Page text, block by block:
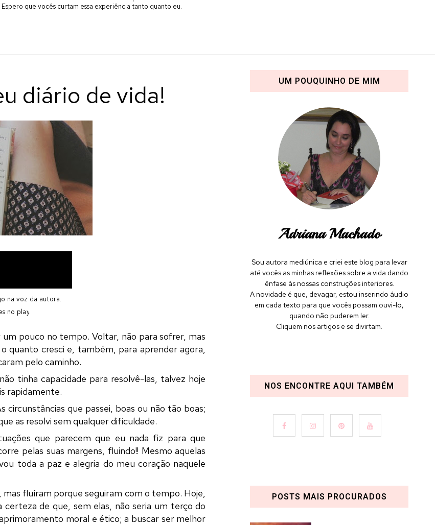
Espero que vocês curtam essa experiência tanto quanto eu.
diário de vida!
na voz da autora.
no play.
pouco no tempo. Voltar, não para sofrer, mas
quanto cresci e, também, para aprender agora,
pelo caminho.
tinha capacidade para resolvê-las, talvez hoje
rapidamente.
circunstâncias que passei, boas ou não tão boas;
as resolvi sem qualquer dificuldade.
que parecem que eu nada fiz para que
pelas suas margens, fluindo!! Mesmo aquelas
toda a paz e alegria do meu coração naquele
fluíram porque seguiram com o tempo. Hoje,
certeza de que, sem elas, não seria um terço do
moral e ético; a buscar ser melhor
UM POUQUINHO DE MIM
Adriana Machado
Sou autora mediúnica e criei este blog para levar
até vocês as minhas reflexões sobre a vida dando
ênfase às nossas construções interiores.
A novidade é que, devagar, estou inserindo áudio
em cada texto para que vocês possam ouvi-lo,
quando não puderem ler.
Cliquem nos artigos e se divirtam.
NOS ENCONTRE AQUI TAMBÉM
POSTS MAIS PROCURADOS